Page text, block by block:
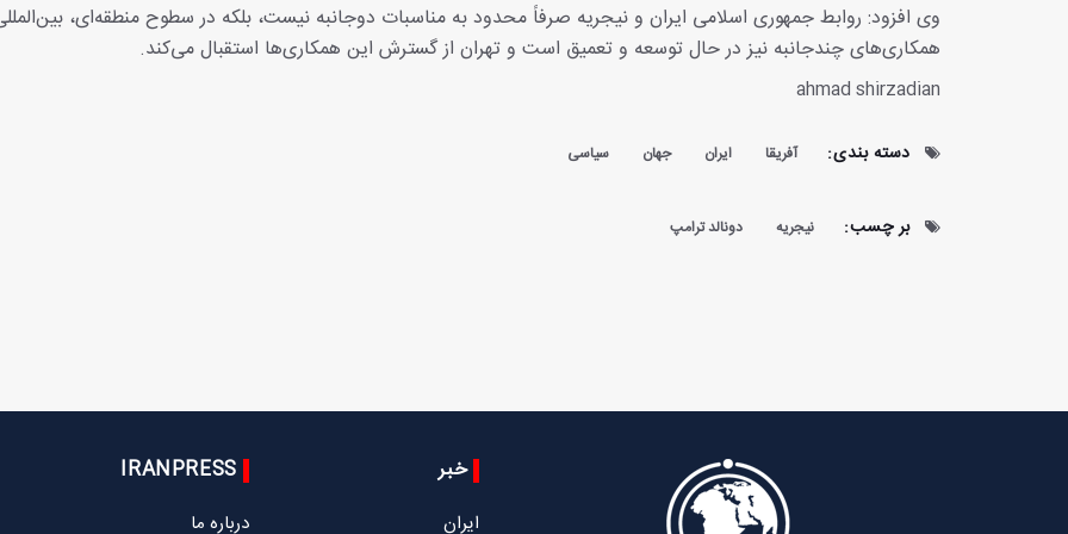
وی افزود: روابط جمهوری اسلامی ایران و نیجریه صرفاً محدود به مناسبات دوجانبه نیست، بلکه در سطوح منطقه‌ای،
همکاری‌های چندجانبه نیز در حال توسعه و تعمیق است و تهران از گسترش این همکاری‌ها استقبال می‌کند.
ahmad shirzadian
دسته بندی: آفریقا ایران جهان سیاسی
بر چسب: نیجریه دونالد ترامپ
خبر
ایران
IRANPRESS
درباره ما